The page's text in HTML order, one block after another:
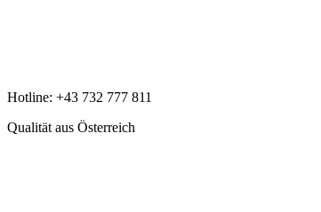
Hotline: +43 732 777 811
Qualität aus Österreich